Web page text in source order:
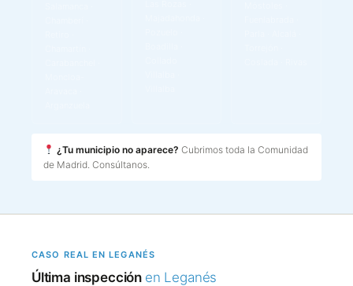
¿Tu municipio no aparece? Cubrimos toda la Comunidad
de Madrid. Consúltanos.
CASO REAL EN LEGANÉS
Última inspección en Leganés